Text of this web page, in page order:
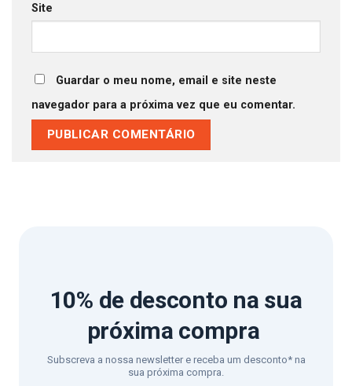
Site
Guardar o meu nome, email e site neste
navegador para a próxima vez que eu comentar.
10% de desconto na sua
próxima compra
Subscreva a nossa newsletter e receba um desconto* na
sua próxima compra.